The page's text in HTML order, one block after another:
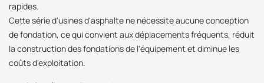
rapides.
Cette série d'usines d'asphalte ne nécessite aucune conception
de fondation, ce qui convient aux déplacements fréquents, réduit
la construction des fondations de l'équipement et diminue les
coûts d'exploitation.